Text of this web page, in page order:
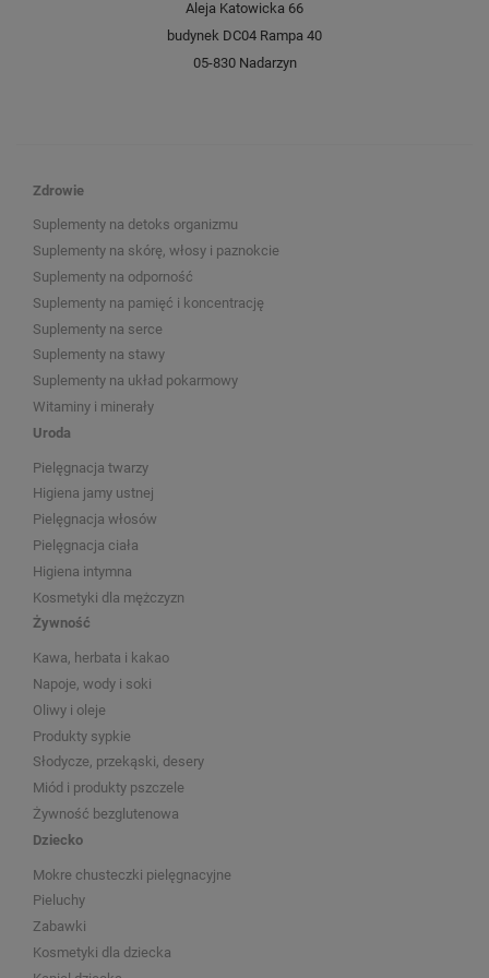
Aleja Katowicka 66
budynek DC04 Rampa 40
05-830 Nadarzyn
Zdrowie
Suplementy na detoks organizmu
Suplementy na skórę, włosy i paznokcie
Suplementy na odporność
Suplementy na pamięć i koncentrację
Suplementy na serce
Suplementy na stawy
Suplementy na układ pokarmowy
Witaminy i minerały
Uroda
Pielęgnacja twarzy
Higiena jamy ustnej
Pielęgnacja włosów
Pielęgnacja ciała
Higiena intymna
Kosmetyki dla mężczyzn
Żywność
Kawa, herbata i kakao
Napoje, wody i soki
Oliwy i oleje
Produkty sypkie
Słodycze, przekąski, desery
Miód i produkty pszczele
Żywność bezglutenowa
Dziecko
Mokre chusteczki pielęgnacyjne
Pieluchy
Zabawki
Kosmetyki dla dziecka